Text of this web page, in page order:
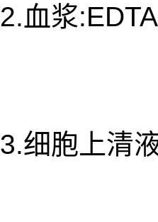
2.血浆
3.细胞上清